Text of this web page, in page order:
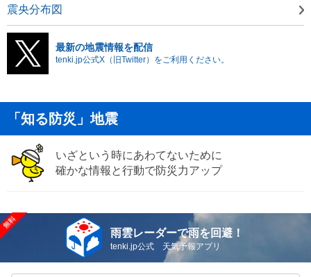
震央分布図
最新の地震情報を配信
tenki.jp公式X（旧Twitter）をご利用ください。
「知る防災」地震
いざという時にあわてないために
確かな情報と行動で防災力アップ
雨雲レーダーで雨を回避！
tenki.jp公式 天気予報アプリ